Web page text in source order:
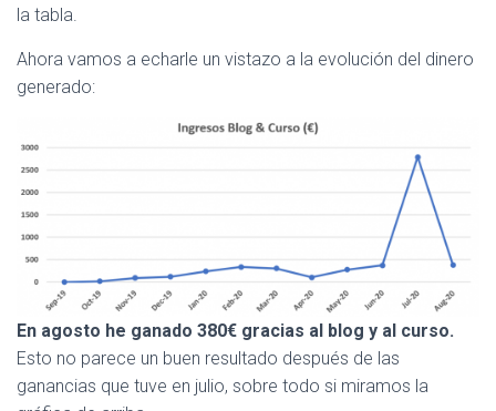
la tabla.
Ahora vamos a echarle un vistazo a la evolución del dinero
generado:
En agosto he ganado 380€ gracias al blog y al curso.
Esto no parece un buen resultado después de las
ganancias que tuve en julio, sobre todo si miramos la